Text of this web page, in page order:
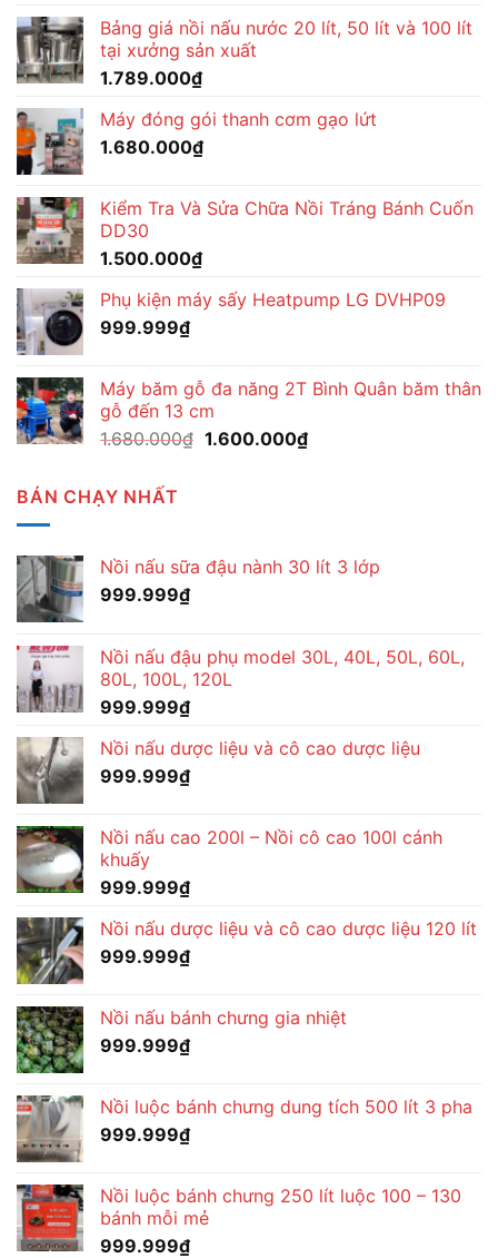
Bảng giá nồi nấu nước 20 lít, 50 lít và 100 lít
tại xưởng sản xuất
1.789.000₫
Máy đóng gói thanh cơm gạo lứt
1.680.000₫
Kiểm Tra Và Sửa Chữa Nồi Tráng Bánh Cuốn
DD30
1.500.000₫
Phụ kiện máy sấy Heatpump LG DVHP09
999.999₫
Máy băm gỗ đa năng 2T Bình Quân băm thân
gỗ đến 13 cm
1.680.000₫ Giá
1.600.000₫Giá
BÁN CHẠY NHẤT
Nồi nấu sữa đậu nành 30 lít 3 lớp
999.999₫
Nồi nấu đậu phụ model 30L, 40L, 50L, 60L,
80L, 100L, 120L
999.999₫
Nồi nấu dược liệu và cô cao dược liệu
999.999₫
Nồi nấu cao 200l – Nồi cô cao 100l cánh
khuấy
999.999₫
Nồi nấu dược liệu và cô cao dược liệu 120 lít
999.999₫
Nồi nấu bánh chưng gia nhiệt
999.999₫
Nồi luộc bánh chưng dung tích 500 lít 3 pha
999.999₫
Nồi luộc bánh chưng 250 lít luộc 100 – 130
bánh mỗi mẻ
999.999₫